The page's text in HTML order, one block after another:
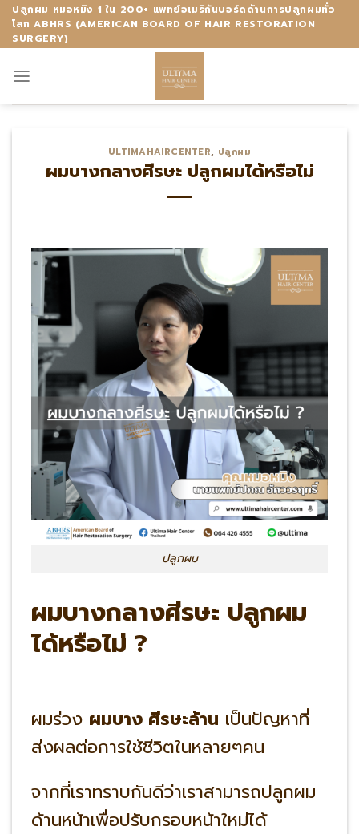
Skip
content
ปลูกผม หมอหมิง 1 ใน 200+ แพทย์อเมริกันบอร์ดด้านการปลูกผมทั่ว
โลก ABHRS (AMERICAN BOARD OF HAIR RESTORATION
SURGERY)
ULTIMAHAIRCENTER, ปลูกผม
ผมบางกลางศีรษะ ปลูกผมได้หรือไม่
ปลูกผม
ผมบางกลางศีรษะ ปลูกผม
ได้หรือไม่ ?
ผมร่วง ผมบาง ศีรษะล้าน เป็นปัญหาที่
ส่งผลต่อการใช้ชีวิตในหลายๆคน
จากที่เราทราบกันดีว่าเราสามารถปลูกผม
ด้านหน้าเพื่อปรับกรอบหน้าใหม่ได้